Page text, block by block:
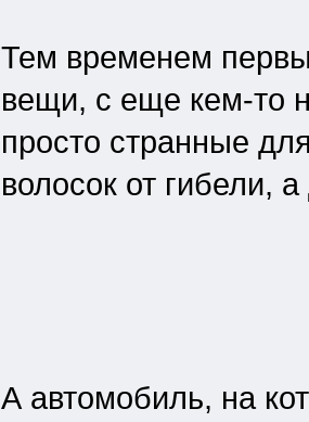
Тем временем
вещи, с еще кем-то
просто странные
волосок от гибели,
А автомобиль, на